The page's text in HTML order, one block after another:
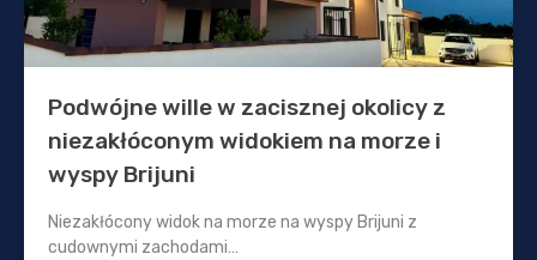
Podwójne wille w zacisznej okolicy z
niezakłóconym widokiem na morze i
wyspy Brijuni
Niezakłócony widok na morze na wyspy Brijuni z
cudownymi zachodami…